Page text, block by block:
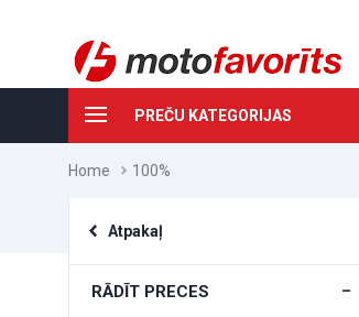
PREČU KATEGORIJAS
Home 100%
Atpakaļ
RĀDĪT PRECES